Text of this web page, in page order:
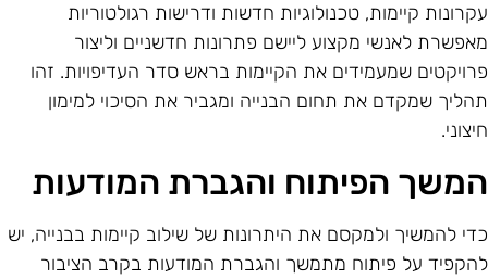
קיימות, טכנולוגיות חדשות ודרישות רגולטוריות
לאנשי מקצוע ליישם פתרונות חדשניים וליצור
שמעמידים את הקיימות בראש סדר העדיפויות. זהו
שמקדם את תחום הבנייה ומגביר את הסיכוי למימון
הפיתוח והגברת המודעות
להמשיך ולמקסם את היתרונות של שילוב קיימות בבנייה, יש
על פיתוח מתמשך והגברת המודעות בקרב הציבור